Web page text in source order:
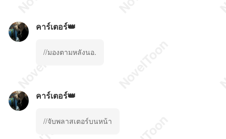
คาร์เตอร์👑
//มองตามหลังนอ.
คาร์เตอร์👑
//จับพลาสเตอร์บนหน้า